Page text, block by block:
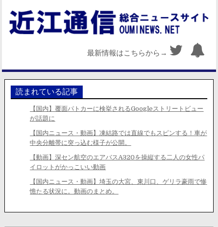
最新情報はこちらから→
読まれている記事
【国内】覆面パトカーに検挙されるGoogleストリートビュー
が話題に
【国内ニュース・動画】凍結路では直線でもスピンする！車が
中央分離帯に突っ込む様子が公開。
【動画】深セン航空のエアバスA320を操縦する二人の女性パ
イロットがかっこいい動画
【国内ニュース・動画】埼玉の大宮、東川口、ゲリラ豪雨で惨
憺たる状況に。動画のまとめ。